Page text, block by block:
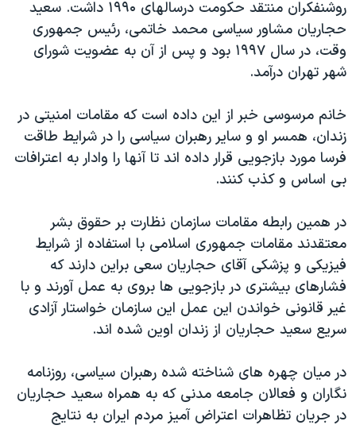
روشنفکران منتقد حکومت درسالهای ۱۹۹۰ داشت. سعيد
حجاريان مشاور سياسی محمد خاتمی، رئيس جمهوری
وقت، در سال ۱۹۹۷ بود و پس از آن به عضويت شورای
شهر تهران درآمد.
خانم مرسوسی خبر از اين داده است که مقامات امنيتی در
زندان، همسر او و ساير رهبران سياسی را در شرايط طاقت
فرسا مورد بازجويی قرار داده اند تا آنها را وادار به اعترافات
بی اساس و کذب کنند.
در همين رابطه مقامات سازمان نظارت بر حقوق بشر
معتقدند مقامات جمهوری اسلامی با استفاده از شرايط
فيزيکی و پزشکی آقای حجاريان سعی براين دارند که
فشارهای بيشتری در بازجويی ها بروی به عمل آورند و با
غير قانونی خواندن اين عمل اين سازمان خواستار آزادی
سريع سعيد حجاريان از زندان اوين شده اند.
در ميان چهره های شناخته شده رهبران سياسی، روزنامه
نگاران و فعالان جامعه مدنی که به همراه سعيد حجاريان
در جريان تظاهرات اعتراض آميز مردم ايران به نتايج